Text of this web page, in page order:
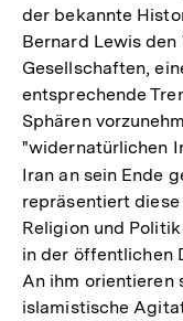
der bekannte
Bernard Lewis den
Gesellschaften,
entsprechende
Sphären
"widernatürlichen
Iran an sein Ende
repräsentiert
Religion und
in der öffentlichen
An ihm orientieren
islamistische